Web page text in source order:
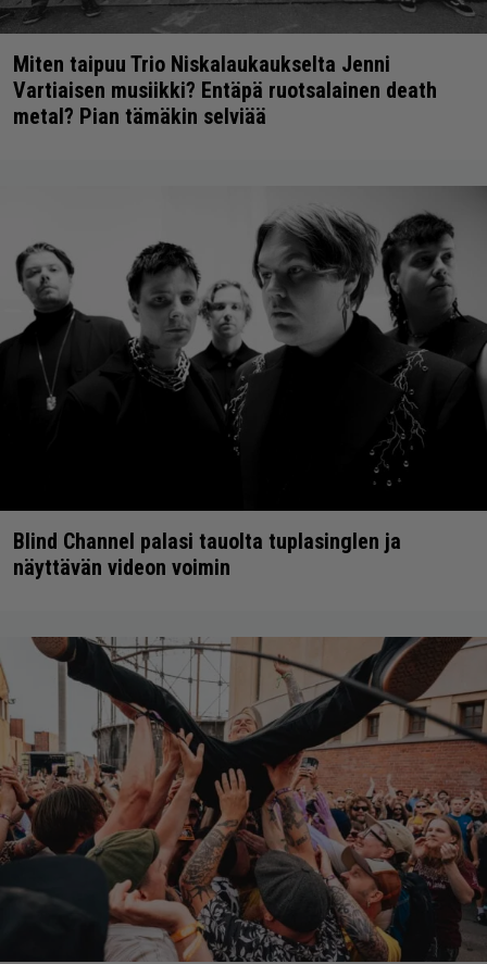
Miten taipuu Trio Niskalaukaukselta Jenni
Vartiaisen musiikki? Entäpä ruotsalainen death
metal? Pian tämäkin selviää
Blind Channel palasi tauolta tuplasinglen ja
näyttävän videon voimin